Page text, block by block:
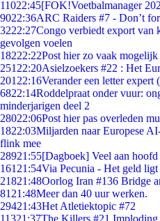
11022:45[FOK!Voetbalmanager
9022:36ARC Raiders #7 - Don’t
3222:27Congo verbiedt export van
gevolgen voelen
18222:22Post hier zo vaak
251 22:20Asielzoekers #22 : Het
201 22:16Verander een letter expert
6822:14Roddelpraat onder vuur:
minderjarigen deel 2
28022:06Post hier pas overleden
1822:03Miljarden naar Europese
flink mee
28921:55[Dagboek] Veel aan
161 21:54Via Pecunia - Het geld ligt
21821:48Oorlog Iran #136 Bridge
81 21:48Meer dan 40 uur werken.
29421:43Het Atletiektopic #72
11321:37The Killers #21